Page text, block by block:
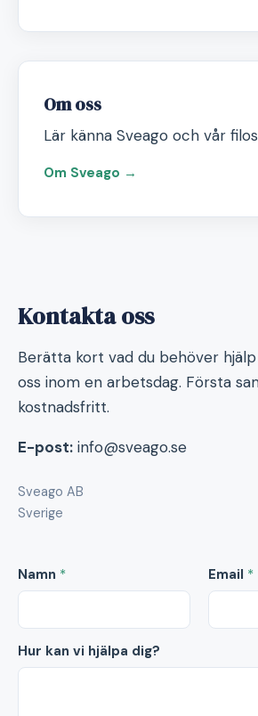
Om oss
Lär känna Sveago och vår
Om Sveago →
Kontakta oss
Berätta kort vad du behöver
oss inom en arbetsdag. Första
kostnadsfritt.
E-post: info@sveago.se
Sveago AB
Sverige
Namn * Email *
Hur kan vi hjälpa dig?